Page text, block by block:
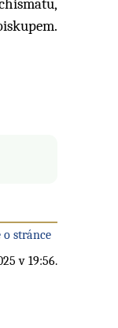
stránce
v 19:56.